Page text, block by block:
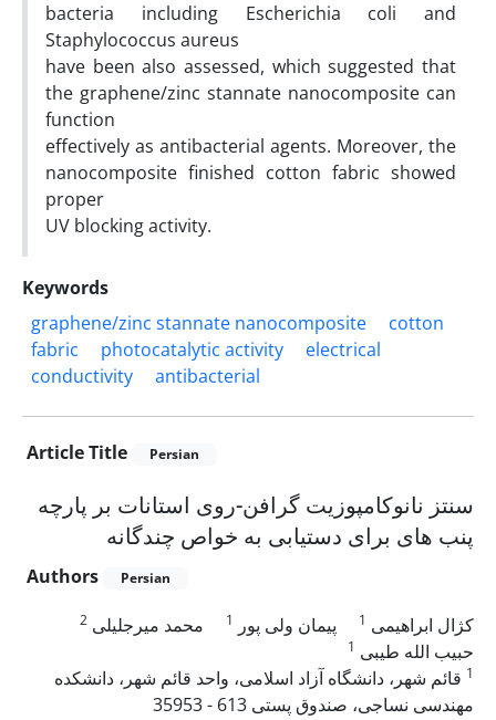
bacteria including Escherichia coli and
Staphylococcus aureus
have been also assessed, which suggested that
the graphene/zinc stannate nanocomposite can
function
effectively as antibacterial agents. Moreover, the
nanocomposite finished cotton fabric showed
proper
UV blocking activity.
Keywords
graphene/zinc stannate nanocomposite
cotton
fabric
photocatalytic activity
electrical
conductivity
antibacterial
Article Title Persian
سنتز نانوکامپوزیت گرافن-روی استانات بر پارچه
پنب های برای دستیابی به خواص چندگانه
Authors Persian
کژال ابراهیمی 1 پیمان ولی پور 1 محمد میرجلیلی 2
حبیب الله طیبی 1
1 قائم شهر، دانشگاه آزاد اسلامی، واحد قائم شهر، دانشکده
مهندسی نساجی، صندوق پستی 613 - 35953